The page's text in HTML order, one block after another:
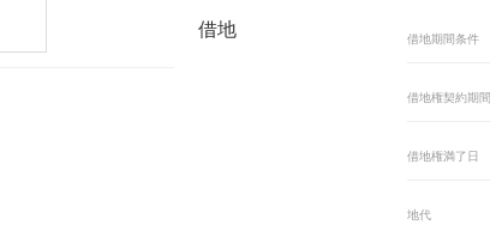
借地 借地期間条件
借地権契約期間
借地権満了日
地代